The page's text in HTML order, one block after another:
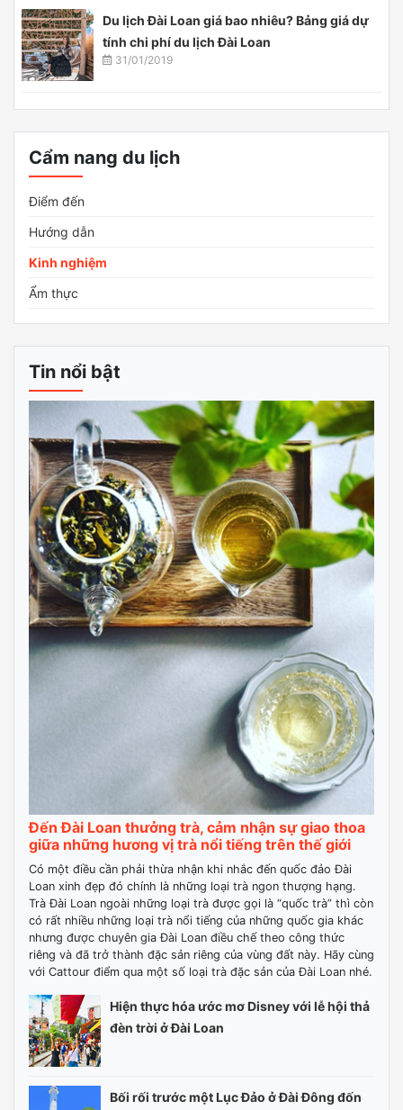
Cẩm nang du lịch
Điểm đến
Hướng dẫn
Kinh nghiệm
Ẩm thực
Tin nổi bật
Đến Đài Loan thưởng trà, cảm nhận sự giao thoa
giữa những hương vị trà nổi tiếng trên thế giới
Có một điều cần phải thừa nhận khi nhắc đến quốc đảo Đài
Loan xinh đẹp đó chính là những loại trà ngon thượng hạng.
Trà Đài Loan ngoài những loại trà được gọi là “quốc trà” thì còn
có rất nhiều những loại trà nổi tiếng của những quốc gia khác
nhưng được chuyên gia Đài Loan điều chế theo công thức
riêng và đã trở thành đặc sản riêng của vùng đất này. Hãy cùng
với Cattour điểm qua một số loại trà đặc sản của Đài Loan nhé.
Hiện thực hóa ước mơ Disney với lễ hội thả
đèn trời ở Đài Loan
Bối rối trước một Lục Đảo ở Đài Đông đốn
Du lịch Đài Loan giá bao nhiêu? Bảng giá dự
tính chi phí du lịch Đài Loan
31/01/2019